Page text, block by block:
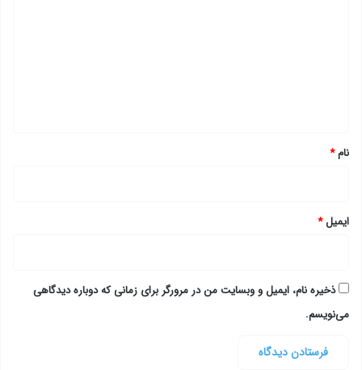
نام*
ایمیل*
ذخیره نام، ایمیل و وبسایت من در مرورگر برای زمانی که دوباره دیدگاهی
می‌نویسم.